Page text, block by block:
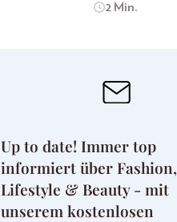
2 Min.
Up to date! Immer top
informiert über Fashion,
Lifestyle & Beauty - mit
unserem kostenlosen